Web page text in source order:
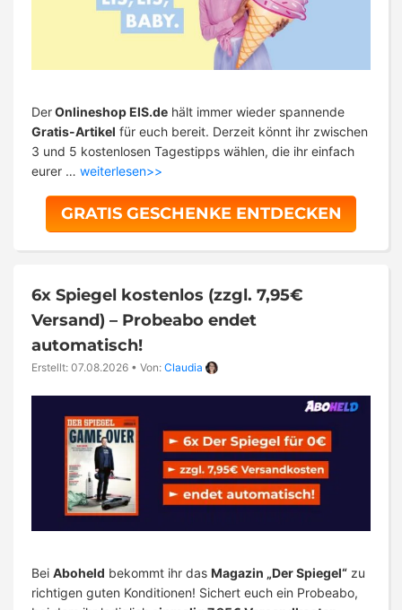
DerOnlineshop EIS.de hält immer wieder spannende
Gratis-Artikel für euch bereit. Derzeit könnt ihr zwischen
3 und 5 kostenlosen Tagestipps wählen, die ihr einfach
eurer … weiterlesen>>
GRATIS GESCHENKE ENTDECKEN
6x Spiegel kostenlos (zzgl. 7,95€
Versand) – Probeabo endet
automatisch!
Erstellt: 07.08.2026 • Von: Claudia
Bei Aboheld bekommt ihr das Magazin „Der Spiegel“ zu
richtigen guten Konditionen! Sichert euch ein Probeabo,